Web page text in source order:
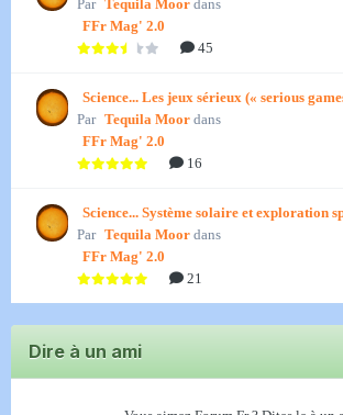
Par Tequila Moor dans
FFr Mag' 2.0
45
Science... Les jeux sérieux (« serious
Par Tequila Moor dans
FFr Mag' 2.0
16
Science... Système solaire et exploration
Par Tequila Moor dans
FFr Mag' 2.0
21
Dire à un ami